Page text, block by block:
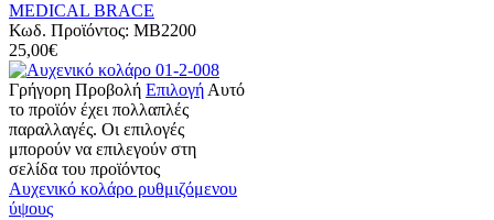
MEDICAL BRACE
Κωδ. Προϊόντος: MB2200
25,00€
Γρήγορη Προβολή Επιλογή Αυτό
το προϊόν έχει πολλαπλές
παραλλαγές. Οι επιλογές
μπορούν να επιλεγούν στη
σελίδα του προϊόντος
Αυχενικό κολάρο ρυθμιζόμενου
ύψους